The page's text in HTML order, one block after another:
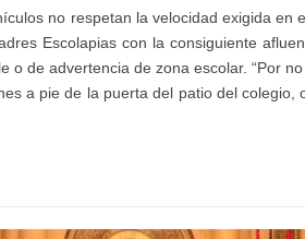
no respetan la velocidad exigida en
Escolapias con la consiguiente
o de advertencia de zona escolar. “Por
a pie de la puerta del patio del colegio,